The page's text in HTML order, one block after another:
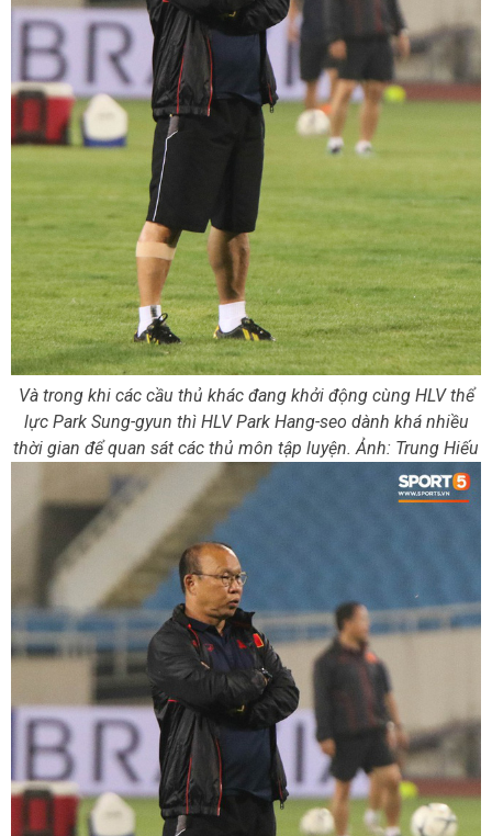
Và trong khi các cầu thủ khác đang khởi động cùng HLV thể
lực Park Sung-gyun thì HLV Park Hang-seo dành khá nhiều
thời gian để quan sát các thủ môn tập luyện. Ảnh: Trung Hiếu